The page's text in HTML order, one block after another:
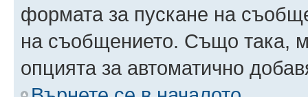
формата за пускане на
на съобщението. Също така,
опцията за автоматично